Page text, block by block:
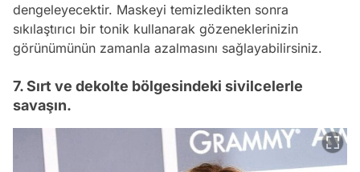
dengeleyecektir. Maskeyi temizledikten sonra
sıkılaştırıcı bir tonik kullanarak gözeneklerinizin
görünümünün zamanla azalmasını sağlayabilirsiniz.
7. Sırt ve dekolte bölgesindeki sivilcelerle
savaşın.